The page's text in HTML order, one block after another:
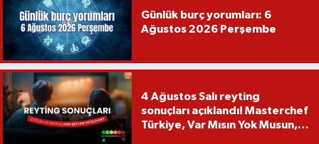
Günlük burç yorumları: 6
Ağustos 2026 Perşembe
4 Ağustos Salı reyting
sonuçları açıklandı! Masterchef
Türkiye, Var Mısın Yok Musun,